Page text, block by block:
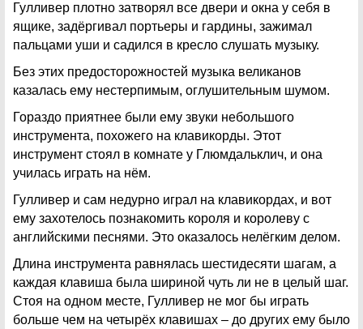
Гулливер плотно затворял все двери и окна у себя в
ящике, задёргивал портьеры и гардины, зажимал
пальцами уши и садился в кресло слушать музыку.
Без этих предосторожностей музыка великанов
казалась ему нестерпимым, оглушительным шумом.
Гораздо приятнее были ему звуки небольшого
инструмента, похожего на клавикорды. Этот
инструмент стоял в комнате у Глюмдальклич, и она
училась играть на нём.
Гулливер и сам недурно играл на клавикордах, и вот
ему захотелось познакомить короля и королеву с
английскими песнями. Это оказалось нелёгким делом.
Длина инструмента равнялась шестидесяти шагам, а
каждая клавиша была шириной чуть ли не в целый шаг.
Стоя на одном месте, Гулливер не мог бы играть
больше чем на четырёх клавишах – до других ему было